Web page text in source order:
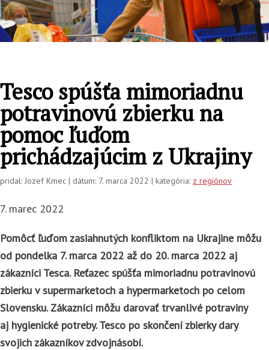
Tesco spúšťa mimoriadnu
potravinovú zbierku na
pomoc ľuďom
prichádzajúcim z Ukrajiny
pridal: Jozef Kmec | dátum: 7. marca 2022 | kategória: z regiónov
7. marec 2022
Pomôcť ľuďom zasiahnutých konfliktom na Ukrajine môžu
od pondelka 7. marca 2022 až do 20. marca 2022 aj
zákazníci Tesca. Reťazec spúšťa mimoriadnu potravinovú
zbierku v supermarketoch a hypermarketoch po celom
Slovensku. Zákazníci môžu darovať trvanlivé potraviny
aj hygienické potreby. Tesco po skončení zbierky dary
svojich zákazníkov zdvojnásobí.